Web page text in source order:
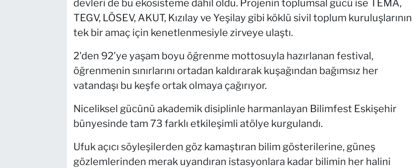
devleri de bu ekosisteme dâhil oldu. Projenin toplumsal gücü ise TEMA,
TEGV, LÖSEV, AKUT, Kızılay ve Yeşilay gibi köklü sivil toplum kuruluşlarının
tek bir amaç için kenetlenmesiyle zirveye ulaştı.
2'den 92'ye yaşam boyu öğrenme mottosuyla hazırlanan festival,
öğrenmenin sınırlarını ortadan kaldırarak kuşağından bağımsız her
vatandaşı bu keşfe ortak olmaya çağırıyor.
Niceliksel gücünü akademik disiplinle harmanlayan Bilimfest Eskişehir
bünyesinde tam 73 farklı etkileşimli atölye kurgulandı.
Ufuk açıcı söyleşilerden göz kamaştıran bilim gösterilerine, güneş
gözlemlerinden merak uyandıran istasyonlara kadar bilimin her halini